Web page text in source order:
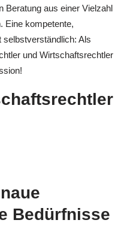
Beratung aus einer Vielzahl
Eine kompetente,
Als
und Wirtschaftsrechtler
Bedürfnisse